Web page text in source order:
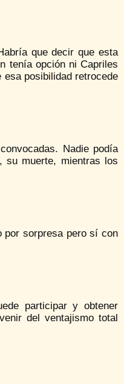
que decir que esta
tenía opción ni Capriles
posibilidad retrocede
Nadie podía
su muerte, mientras los
por sorpresa pero sí con
participar y obtener
del ventajismo total